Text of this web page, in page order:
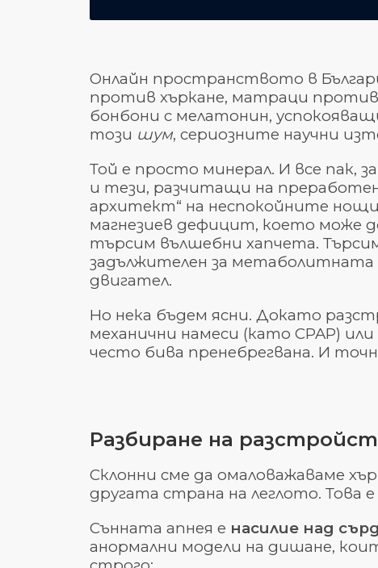
Онлайн пространството в
против хъркане, матраци против
бонбони с мелатонин,
този шум, сериозните научни
Той е просто минерал. И все пак,
и тези, разчитащи на
архитект“ на неспокойните
магнезиев дефицит, което може
търсим вълшебни хапчета.
задължителен за метаболитната
двигател.
Но нека бъдем ясни. Докато
механични намеси (като CPAP)
често бива пренебрегвана. И
Разбиране на
Склонни сме да омаловажаваме
другата страна на леглото. Това
Сънната апнея е насилие над
анормални модели на дишане,